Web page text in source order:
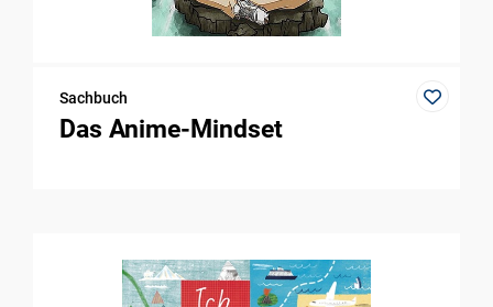
Sachbuch
Das Anime-Mindset